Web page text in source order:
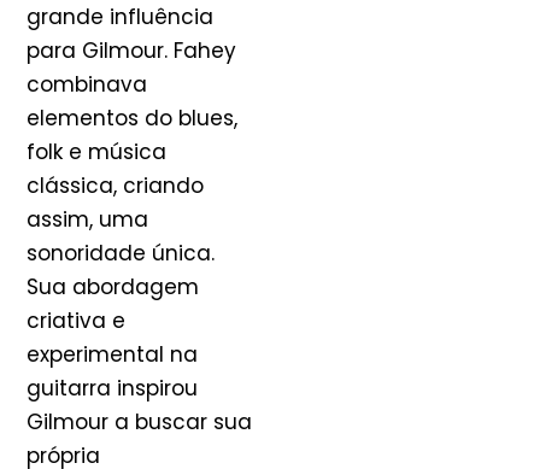
grande influência
para Gilmour. Fahey
combinava
elementos do blues,
folk e música
clássica, criando
assim, uma
sonoridade única.
Sua abordagem
criativa e
experimental na
guitarra inspirou
Gilmour a buscar sua
própria